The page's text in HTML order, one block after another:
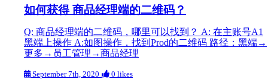
如何获得 商品经理端的二维码？
Q: 商品经理端的二维码，哪里可以找到？ A: 在主账号A1
黑端上操作 A:如图操作，找到Prod的二维码 路径：黑端→
更多→员工管理→商品经理
September 7th, 2020 0 likes